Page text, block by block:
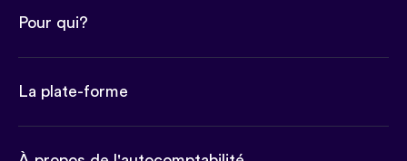
Pour qui?
La plate-forme